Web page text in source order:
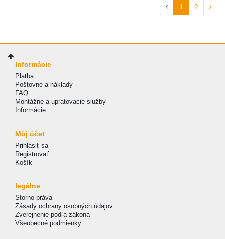
1 2
Informácie
Platba
Poštovné a náklady
FAQ
Montážne a upratovacie služby
Informácie
Môj účet
Prihlásiť sa
Registrovať
Košík
legálne
Storno práva
Zásady ochrany osobných údajov
Zverejnenie podľa zákona
Všeobecné podmienky